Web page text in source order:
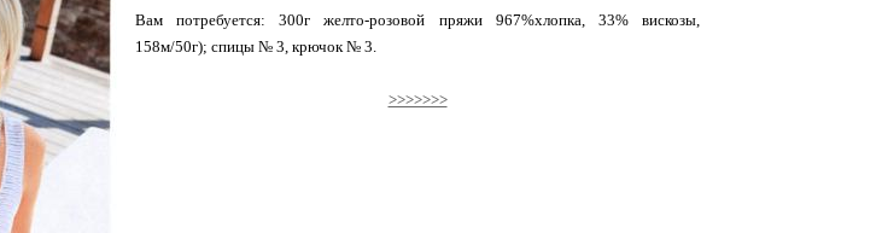
Вам потребуется: 300г желто-розовой пряжи 967%хлопка, 33% вискозы,
158м/50г); спицы № 3, крючок № 3.
>>>>>>>